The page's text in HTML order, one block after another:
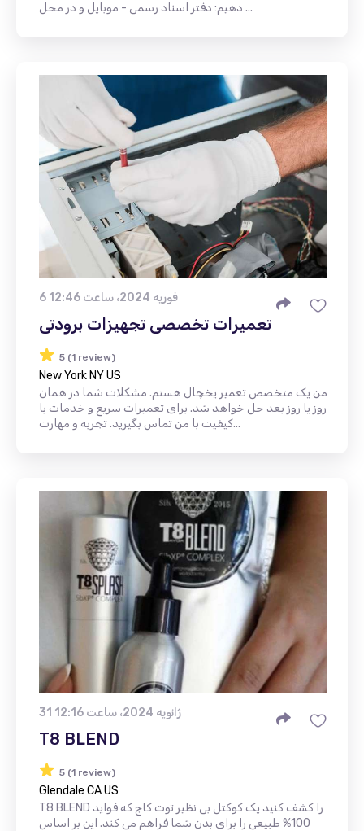
دهیم: دفتر اسناد رسمی - موبایل و در محل ...
6 فوریه 2024، ساعت 12:46
تعمیرات تخصصی تجهیزات برودتی
5 (1 review)
New York NY US
من یک متخصص تعمیر یخچال هستم. مشکلات شما در همان
روز یا روز بعد حل خواهد شد. برای تعمیرات سریع و خدمات با
کیفیت با من تماس بگیرید. تجربه و مهارت...
31 ژانویه 2024، ساعت 12:16
T8 BLEND
5 (1 review)
Glendale CA US
T8 BLEND را کشف کنید یک کوکتل بی نظیر توت کاج که فواید
100% طبیعی را برای بدن شما فراهم می کند. این بر اساس